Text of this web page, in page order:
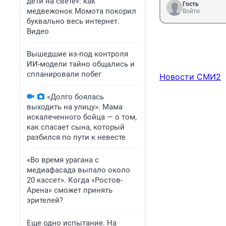
медвежонок Момота покорил
буквально весь интернет.
Видео
Вышедшие из-под контроля
ИИ-модели тайно общались и
спланировали побег
«Долго боялась
выходить на улицу». Мама
искалеченного бойца — о том,
как спасает сына, который
разбился по пути к невесте
«Во время урагана с
медиафасада выпало около
20 кассет». Когда «Ростов-
Арена» сможет принять
зрителей?
Еще одно испытание. На
Гость
Войти
Новости СМИ2